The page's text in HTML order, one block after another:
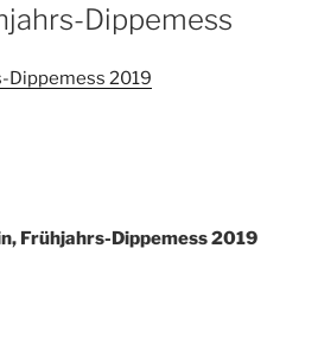
Dippemess
Frühjahrs-Dippemess 2019